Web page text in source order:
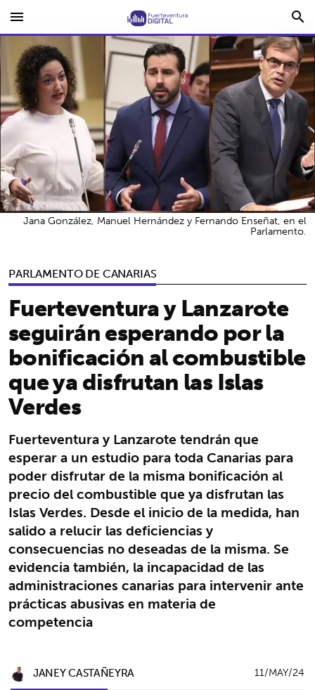
menu search
PARLAMENTO DE CANARIAS
Fuerteventura y Lanzarote
seguirán esperando por la
bonificación al combustible
que ya disfrutan las Islas
Verdes
Fuerteventura y Lanzarote tendrán que
esperar a un estudio para toda Canarias para
poder disfrutar de la misma bonificación al
precio del combustible que ya disfrutan las
Islas Verdes. Desde el inicio de la medida, han
salido a relucir las deficiencias y
consecuencias no deseadas de la misma. Se
evidencia también, la incapacidad de las
administraciones canarias para intervenir ante
prácticas abusivas en materia de
competencia
Jana González, Manuel Hernández y Fernando Enseñat, en el
Parlamento.
JANEY CASTAÑEYRA 11/MAY/24